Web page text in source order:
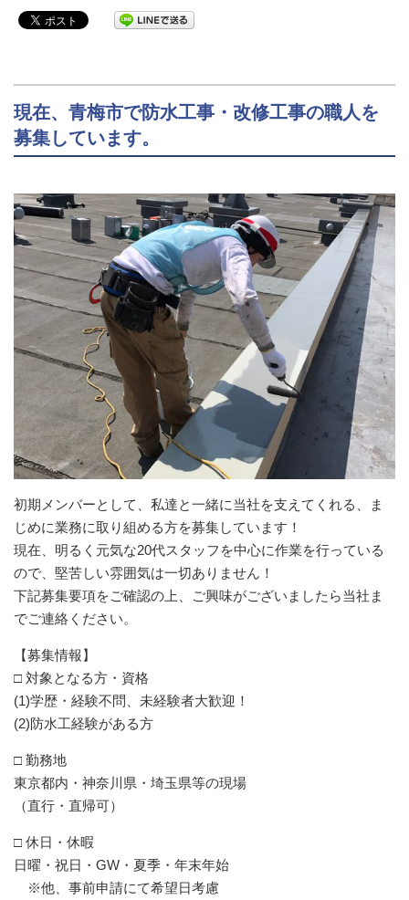
現在、青梅市で防水工事・改修工事の職人を
募集しています。
初期メンバーとして、私達と一緒に当社を支えてくれる、ま
じめに業務に取り組める方を募集しています！
現在、明るく元気な20代スタッフを中心に作業を行っている
ので、堅苦しい雰囲気は一切ありません！
下記募集要項をご確認の上、ご興味がございましたら当社ま
でご連絡ください。
【募集情報】
□ 対象となる方・資格
(1)学歴・経験不問、未経験者大歓迎！
(2)防水工経験がある方
□ 勤務地
東京都内・神奈川県・埼玉県等の現場
（直行・直帰可）
□ 休日・休暇
日曜・祝日・GW・夏季・年末年始
※他、事前申請にて希望日考慮